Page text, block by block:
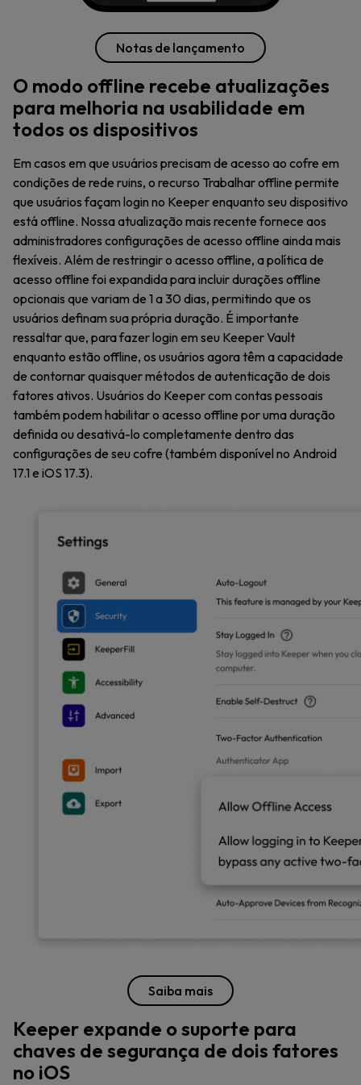
Notas de lançamento
O modo offline recebe atualizações
para melhoria na usabilidade em
todos os dispositivos
Em casos em que usuários precisam de acesso ao cofre em
condições de rede ruins, o recurso Trabalhar offline permite
que usuários façam login no Keeper enquanto seu dispositivo
está offline. Nossa atualização mais recente fornece aos
administradores configurações de acesso offline ainda mais
flexíveis. Além de restringir o acesso offline, a política de
acesso offline foi expandida para incluir durações offline
opcionais que variam de 1 a 30 dias, permitindo que os
usuários definam sua própria duração. É importante
ressaltar que, para fazer login em seu Keeper Vault
enquanto estão offline, os usuários agora têm a capacidade
de contornar quaisquer métodos de autenticação de dois
fatores ativos. Usuários do Keeper com contas pessoais
também podem habilitar o acesso offline por uma duração
definida ou desativá-lo completamente dentro das
configurações de seu cofre (também disponível no Android
17.1 e iOS 17.3).
Saiba mais
Keeper expande o suporte para
chaves de segurança de dois fatores
no iOS